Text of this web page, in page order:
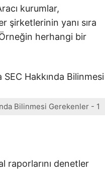
kurumlar,
şirketlerinin yanı sıra
herhangi bir
Bilinmesi Gerekenler - 1
raporlarını denetler